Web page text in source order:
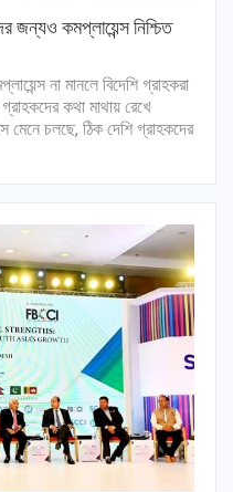
জন্যও কমপ্লায়েন্স নিশ্চিত
না মানলে বিদেশি গ্রাহকরা
কথা মাথায় রেখে
মেনে চলছে, ঠিক দেশি গ্রাহকদের